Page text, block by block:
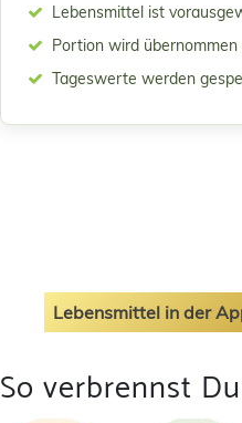
Lebensmittel ist
Portion wird übernommen
Tageswerte werden
Lebensmittel in der
So verbrennst